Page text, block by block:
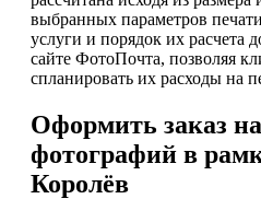
выбранных параметров
услуги и порядок их расчета
сайте ФотоПочта, позволяя
спланировать их расходы на
Оформить заказ
фотографий в
Королёв